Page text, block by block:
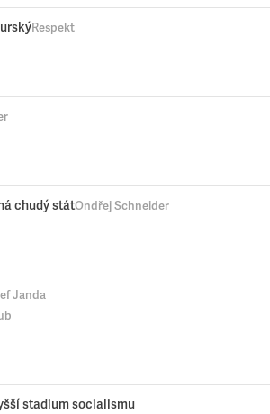
Respekt
chudý státOndřej Schneider
Janda
stadium socialismu